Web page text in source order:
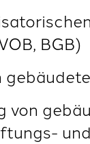
BGB)
von